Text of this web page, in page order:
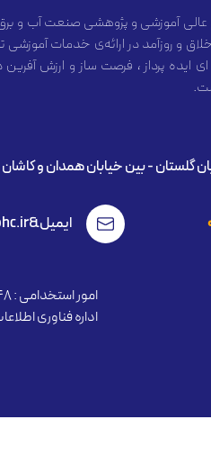
آموزشی و پژوهشی صنعت آب و
و روزآمد در ارائه‌ی خدمات
ایده پرداز ، فرصت ساز و ارزش
گلستان - بين خیابان همدان و کاشان
ایمیل&info@kwphc.ir
امور استخدامی : 33157148-061
اداره فناوری اطلاعات :